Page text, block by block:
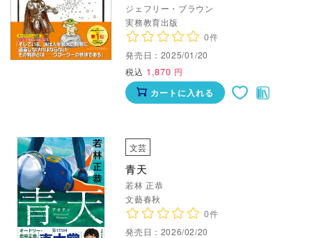
ジェフリー・ブラウン
実務教育出版
0件
発売日：2025/01/20
税込 1,870 円
カートに入れる
文芸
青天
若林 正恭
文藝春秋
0件
発売日：2026/02/20